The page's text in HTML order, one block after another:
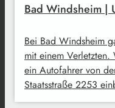
Bad Windsheim |
Bei Bad Windsheim
mit einem
ein Autofahrer von
Staatsstraße 2253